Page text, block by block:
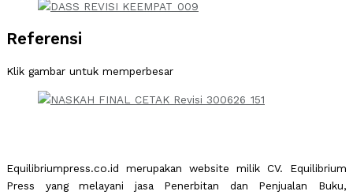
Referensi
Klik gambar untuk memperbesar
Equilibriumpress.co.id merupakan website milik CV. Equilibrium
Press yang melayani jasa Penerbitan dan Penjualan Buku,